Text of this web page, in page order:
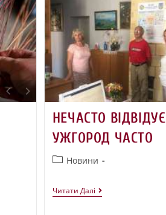
НЕЧАСТО ВІДВІДУЄ
УЖГОРОД ЧАСТО
Новини
Читати Далі